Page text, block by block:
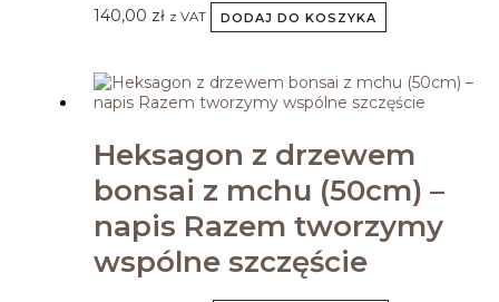
140,00 zł z VAT DODAJ DO KOSZYKA
Heksagon z drzewem
bonsai z mchu (50cm) –
napis Razem tworzymy
wspólne szczęście